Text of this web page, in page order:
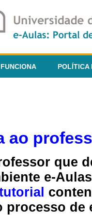
POLÍTICA
ao
que
e-
processo